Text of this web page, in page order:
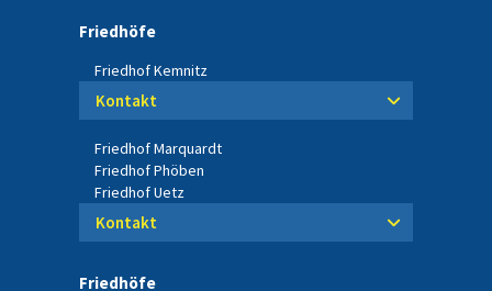
Friedhöfe
Friedhof Kemnitz
Kontakt
Friedhof Marquardt
Friedhof Phöben
Friedhof Uetz
Kontakt
Friedhöfe